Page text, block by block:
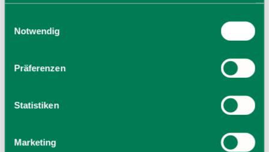
Cookies, wenn Sie unsere Webseite weiterhin nutzen.
Notwendig
Präferenzen
Statistiken
Marketing
Bahnhofplatz 1